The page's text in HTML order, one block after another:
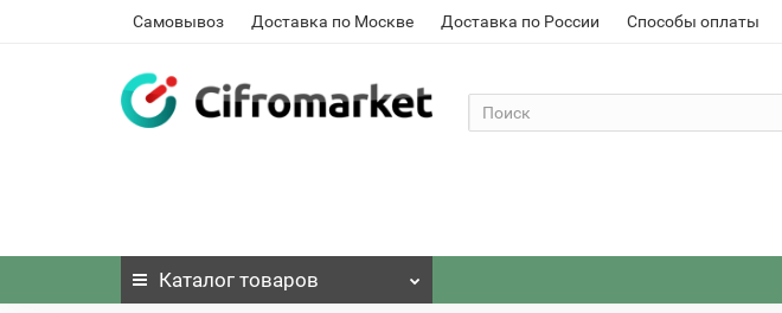
Самовывоз Доставка по Москве Доставка по России Способы оплаты
Каталог товаров